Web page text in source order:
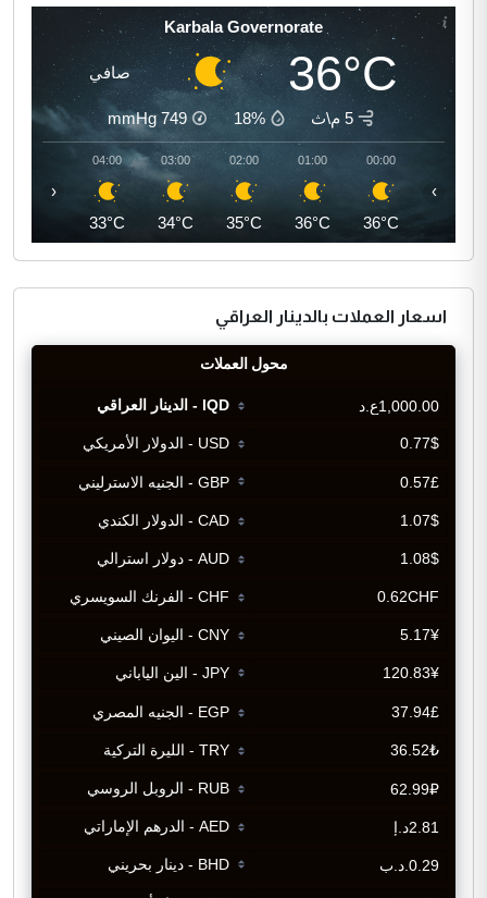
Karbala Governorate
36°C صافي
5 م\ث 18%
749
mmHg
00:00
36°C
01:00
36°C
02:00
35°C
03:00
34°C
04:00
33°C
‹ ›
اسعار العملات بالدينار العراقي